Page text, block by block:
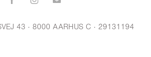
43 · 8000 AARHUS C · 29131194